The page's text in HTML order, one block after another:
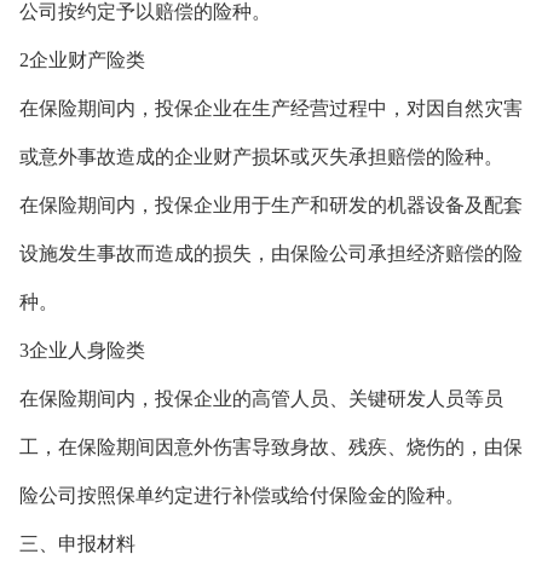
公司按约定予以赔偿的险种。
2企业财产险类
在保险期间内，投保企业在生产经营过程中，对因自然灾害
或意外事故造成的企业财产损坏或灭失承担赔偿的险种。
在保险期间内，投保企业用于生产和研发的机器设备及配套
设施发生事故而造成的损失，由保险公司承担经济赔偿的险
种。
3企业人身险类
在保险期间内，投保企业的高管人员、关键研发人员等员
工，在保险期间因意外伤害导致身故、残疾、烧伤的，由保
险公司按照保单约定进行补偿或给付保险金的险种。
三、申报材料